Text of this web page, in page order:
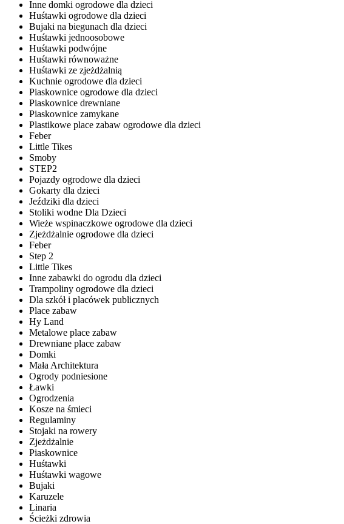
Inne domki ogrodowe dla dzieci
Huśtawki ogrodowe dla dzieci
Bujaki na biegunach dla dzieci
Huśtawki jednoosobowe
Huśtawki podwójne
Huśtawki równoważne
Huśtawki ze zjeżdżalnią
Kuchnie ogrodowe dla dzieci
Piaskownice ogrodowe dla dzieci
Piaskownice drewniane
Piaskownice zamykane
Plastikowe place zabaw ogrodowe dla dzieci
Feber
Little Tikes
Smoby
STEP2
Pojazdy ogrodowe dla dzieci
Gokarty dla dzieci
Jeździki dla dzieci
Stoliki wodne Dla Dzieci
Wieże wspinaczkowe ogrodowe dla dzieci
Zjeżdżalnie ogrodowe dla dzieci
Feber
Step 2
Little Tikes
Inne zabawki do ogrodu dla dzieci
Trampoliny ogrodowe dla dzieci
Dla szkół i placówek publicznych
Place zabaw
Hy Land
Metalowe place zabaw
Drewniane place zabaw
Domki
Mała Architektura
Ogrody podniesione
Ławki
Ogrodzenia
Kosze na śmieci
Regulaminy
Stojaki na rowery
Zjeżdżalnie
Piaskownice
Huśtawki
Huśtawki wagowe
Bujaki
Karuzele
Linaria
Ścieżki zdrowia